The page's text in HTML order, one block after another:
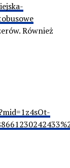
Również